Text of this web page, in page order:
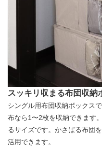
スッキリ収まる布団収
シングル用布団収納ボックス
布なら1〜2枚を収納できます
るサイズです。かさばる布団
活用できます。